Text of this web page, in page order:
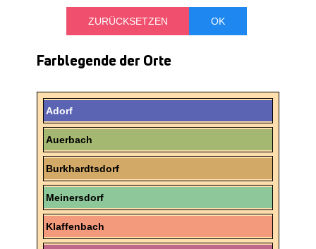
Farblegende der Orte
Adorf
Auerbach
Burkhardtsdorf
Meinersdorf
Klaffenbach